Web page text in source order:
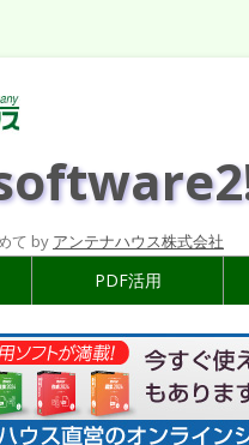
て by アンテナハウス株式会社
PDF活用